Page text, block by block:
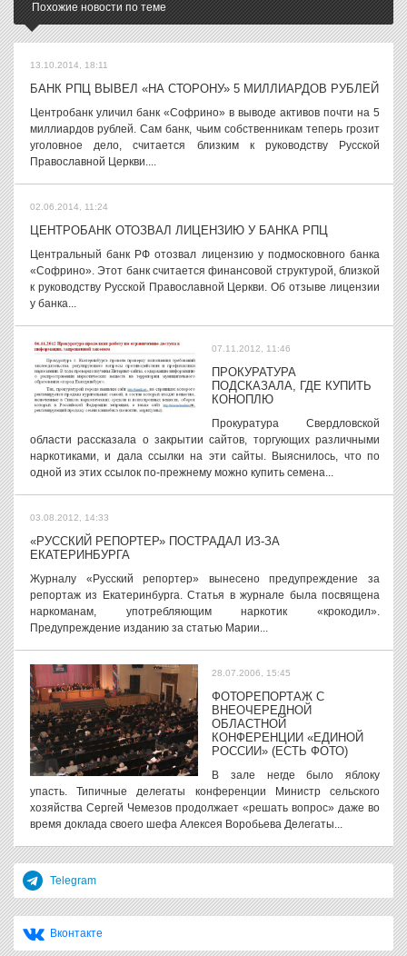
Похожие новости по теме
13.10.2014, 18:11
БАНК РПЦ ВЫВЕЛ «НА СТОРОНУ» 5 МИЛЛИАРДОВ РУБЛЕЙ
Центробанк уличил банк «Софрино» в выводе активов почти на 5
миллиардов рублей. Сам банк, чьим собственникам теперь грозит
уголовное дело, считается близким к руководству Русской
Православной Церкви....
02.06.2014, 11:24
ЦЕНТРОБАНК ОТОЗВАЛ ЛИЦЕНЗИЮ У БАНКА РПЦ
Центральный банк РФ отозвал лицензию у подмосковного банка
«Софрино». Этот банк считается финансовой структурой, близкой
к руководству Русской Православной Церкви. Об отзыве лицензии
у банка...
07.11.2012, 11:46
ПРОКУРАТУРА
ПОДСКАЗАЛА, ГДЕ КУПИТЬ
КОНОПЛЮ
Прокуратура Свердловской
области рассказала о закрытии сайтов, торгующих различными
наркотиками, и дала ссылки на эти сайты. Выяснилось, что по
одной из этих ссылок по-прежнему можно купить семена...
03.08.2012, 14:33
«РУССКИЙ РЕПОРТЕР» ПОСТРАДАЛ ИЗ-ЗА
ЕКАТЕРИНБУРГА
Журналу «Русский репортер» вынесено предупреждение за
репортаж из Екатеринбурга. Статья в журнале была посвящена
наркоманам, употребляющим наркотик «крокодил».
Предупреждение изданию за статью Марии...
28.07.2006, 15:45
ФОТОРЕПОРТАЖ С
ВНЕОЧЕРЕДНОЙ
ОБЛАСТНОЙ
КОНФЕРЕНЦИИ «ЕДИНОЙ
РОССИИ» (ЕСТЬ ФОТО)
В зале негде было яблоку
упасть. Типичные делегаты конференции Министр сельского
хозяйства Сергей Чемезов продолжает «решать вопрос» даже во
время доклада своего шефа Алексея Воробьева Делегаты...
Telegram
Вконтакте